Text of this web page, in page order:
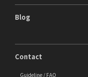
Blog
Contact
Guideline / FAQ